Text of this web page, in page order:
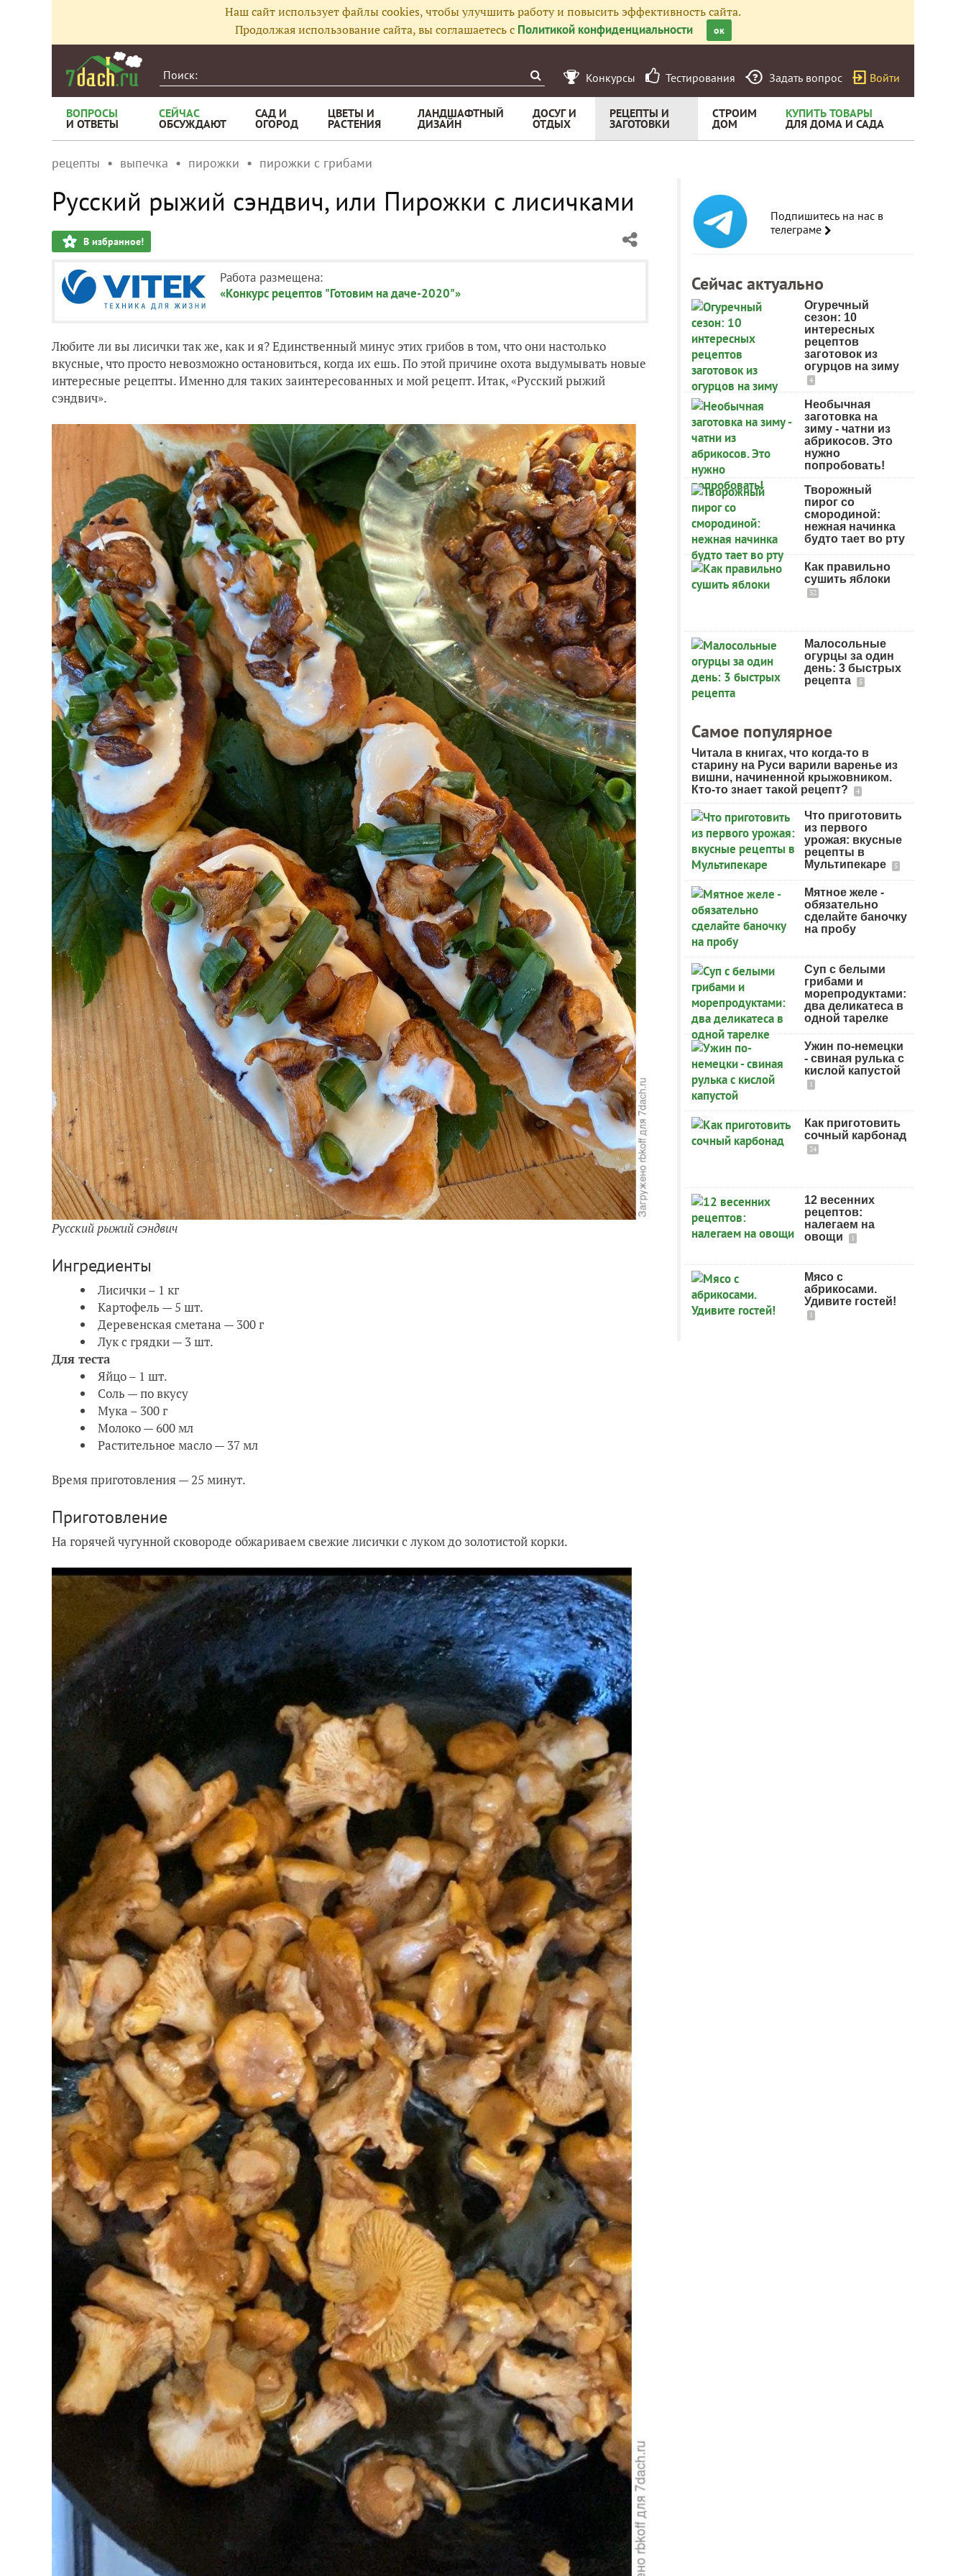
Наш сайт использует файлы cookies, чтобы улучшить работу и повысить эффективность сайта.
Продолжая использование сайта, вы соглашаетесь с Политикой конфиденциальности ок
Конкурсы Тестирования Задать вопрос Войти
ВОПРОСЫ
И ОТВЕТЫ
СЕЙЧАС
ОБСУЖДАЮТ
САД И
ОГОРОД
ЦВЕТЫ И
РАСТЕНИЯ
ЛАНДШАФТНЫЙ
ДИЗАЙН
ДОСУГ И
ОТДЫХ
РЕЦЕПТЫ И
ЗАГОТОВКИ
СТРОИМ
ДОМ
КУПИТЬ ТОВАРЫ
ДЛЯ ДОМА И САДА
рецепты выпечка пирожки пирожки с грибами
Русский рыжий сэндвич, или Пирожки с лисичками
В избранное!
Работа размещена:
«Конкурс рецептов "Готовим на даче-2020"»
Любите ли вы лисички так же, как и я? Единственный минус этих грибов в том, что они настолько
вкусные, что просто невозможно остановиться, когда их ешь. По этой причине охота выдумывать новые
интересные рецепты. Именно для таких заинтересованных и мой рецепт. Итак, «Русский рыжий
сэндвич».
Русский рыжий сэндвич
Ингредиенты
Лисички – 1 кг
Картофель — 5 шт.
Деревенская сметана — 300 г
Лук с грядки — 3 шт.
Для теста
Яйцо – 1 шт.
Соль — по вкусу
Мука – 300 г
Молоко — 600 мл
Растительное масло — 37 мл
Время приготовления — 25 минут.
Приготовление
На горячей чугунной сковороде обжариваем свежие лисички с луком до золотистой корки.
Подпишитесь на нас в
телеграме
Сейчас актуально
Огуречный
сезон: 10
интересных
рецептов
заготовок из
огурцов на зиму
4
Необычная
заготовка на
зиму - чатни из
абрикосов. Это
нужно
попробовать!
Творожный
пирог со
смородиной:
нежная начинка
будто тает во рту
Как правильно
сушить яблоки
32
Малосольные
огурцы за один
день: 3 быстрых
рецепта
5
Самое популярное
Читала в книгах, что когда-то в
старину на Руси варили варенье из
вишни, начиненной крыжовником.
Кто-то знает такой рецепт?
4
Что приготовить
из первого
урожая: вкусные
рецепты в
Мультипекаре
5
Мятное желе -
обязательно
сделайте баночку
на пробу
Суп с белыми
грибами и
морепродуктами:
два деликатеса в
одной тарелке
Ужин по-немецки
- свиная рулька с
кислой капустой
1
Как приготовить
сочный карбонад
24
12 весенних
рецептов:
налегаем на
овощи
1
Мясо с
абрикосами.
Удивите гостей!
1